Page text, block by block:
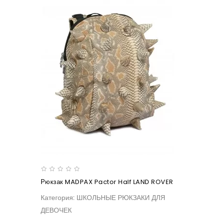
Рюкзак MADPAX Pactor Half LAND ROVER
Категория: ШКОЛЬНЫЕ РЮКЗАКИ ДЛЯ
ДЕВОЧЕК